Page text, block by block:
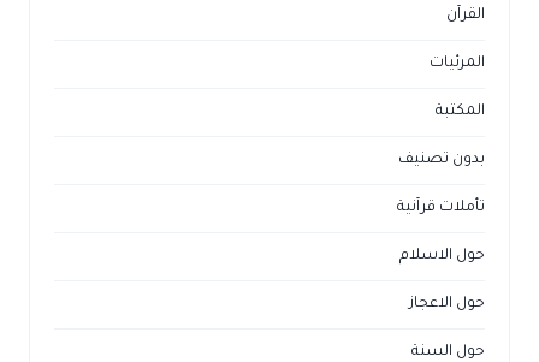
القرآن
المرئيات
المكتبة
بدون تصنيف
تأملات قرآنية
حول الاسلام
حول الاعجاز
حول السنة